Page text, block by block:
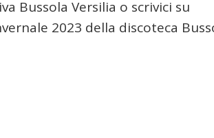
Bussola Versilia o scrivici su
2023 della discoteca